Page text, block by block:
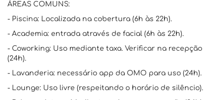
ÁREAS COMUNS:
- Piscina: Localizada na cobertura (6h às 22h).
- Academia: entrada através de facial (6h às 22h).
- Coworking: Uso mediante taxa. Verificar na recepção
(24h).
- Lavanderia: necessário app da OMO para uso (24h).
- Lounge: Uso livre (respeitando o horário de silêncio).